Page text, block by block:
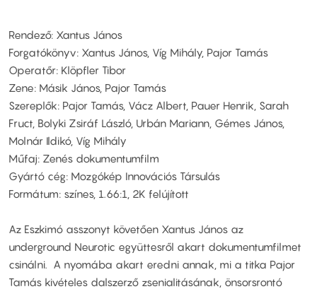
Rendező: Xantus János
Forgatókönyv: Xantus János, Víg Mihály, Pajor Tamás
Operatőr: Klöpfler Tibor
Zene: Másik János, Pajor Tamás
Szereplők: Pajor Tamás, Vácz Albert, Pauer Henrik, Sarah
Fruct, Bolyki Zsiráf László, Urbán Mariann, Gémes János,
Molnár Ildikó, Víg Mihály
Műfaj: Zenés dokumentumfilm
Gyártó cég: Mozgókép Innovációs Társulás
Formátum: színes, 1.66:1, 2K felújított
Az Eszkimó asszonyt követően Xantus János az
underground Neurotic együttesről akart dokumentumfilmet
csinálni. A nyomába akart eredni annak, mi a titka Pajor
Tamás kivételes dalszerző zsenialitásának, önsorsrontó